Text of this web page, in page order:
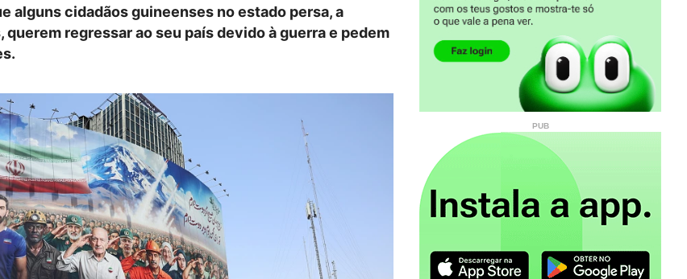
alguns cidadãos guineenses no estado persa, a
querem regressar ao seu país devido à guerra e pedem